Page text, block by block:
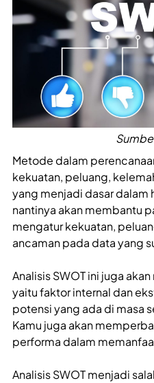
Metode dalam
kekuatan, peluang,
yang menjadi dasar dalam
nantinya akan membantu
mengatur kekuatan,
ancaman pada data yang
Analisis SWOT ini juga
yaitu faktor internal dan
potensi yang ada di masa
Kamu juga akan
performa dalam
Analisis SWOT menjadi